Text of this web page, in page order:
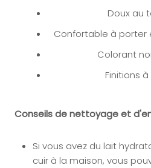
Doux au
Confortable à
Colorant
Finitions
Conseils de nettoyage et
Si vous avez du lait
cuir à la maison, vous